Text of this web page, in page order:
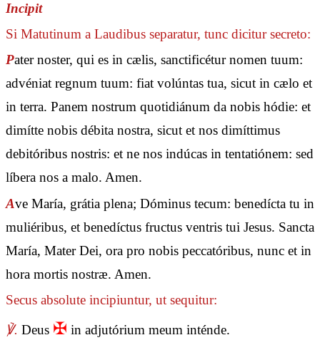
Incipit
Si Matutinum a Laudibus separatur, tunc dicitur secreto:
Pater noster, qui es in cælis, sanctificétur nomen tuum:
advéniat regnum tuum: fiat volúntas tua, sicut in cælo et
in terra. Panem nostrum quotidiánum da nobis hódie: et
dimítte nobis débita nostra, sicut et nos dimíttimus
debitóribus nostris: et ne nos indúcas in tentatiónem: sed
líbera nos a malo. Amen.
Ave María, grátia plena; Dóminus tecum: benedícta tu in
muliéribus, et benedíctus fructus ventris tui Jesus. Sancta
María, Mater Dei, ora pro nobis peccatóribus, nunc et in
hora mortis nostræ. Amen.
Secus absolute incipiuntur, ut sequitur:
℣. Deus ✠ in adjutórium meum inténde.